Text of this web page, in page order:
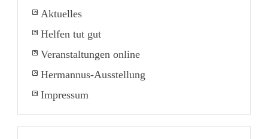
Aktuelles
Helfen tut gut
Veranstaltungen online
Hermannus-Ausstellung
Impressum